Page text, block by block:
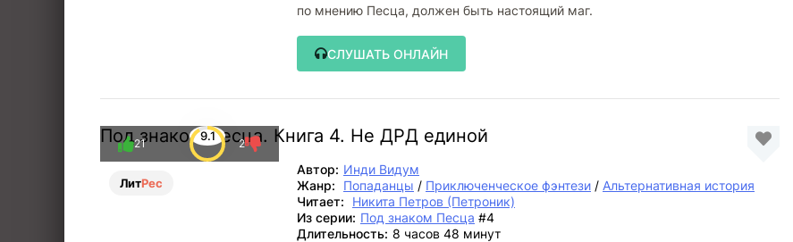
по мнению Песца, должен быть настоящий маг.
СЛУШАТЬ ОНЛАЙН
Под знаком Песца. Книга 4. Не ДРД единой
ЛитРес
9.1
21 2
Автор: Инди Видум
Жанр:
Попаданцы / Приключенческое фэнтези / Альтернативная история
Читает:
Никита Петров (Петроник)
Из серии: Под знаком Песца #4
Длительность: 8 часов 48 минут